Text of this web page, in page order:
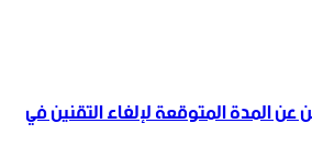
عن المدة المتوقعة لإلغاء التقنين في